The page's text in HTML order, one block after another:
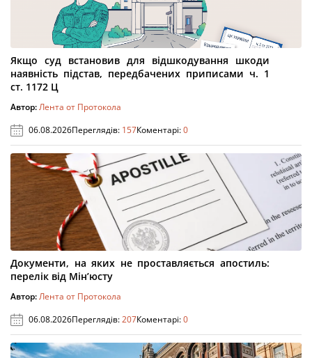
Якщо суд встановив для відшкодування шкоди
наявність підстав, передбачених приписами ч. 1
ст. 1172 Ц
Автор:Лента от Протокола
06.08.2026Переглядів: 157Коментарі:0
Документи, на яких не проставляється апостиль:
перелік від Мін’юсту
Автор:Лента от Протокола
06.08.2026Переглядів:207Коментарі:0